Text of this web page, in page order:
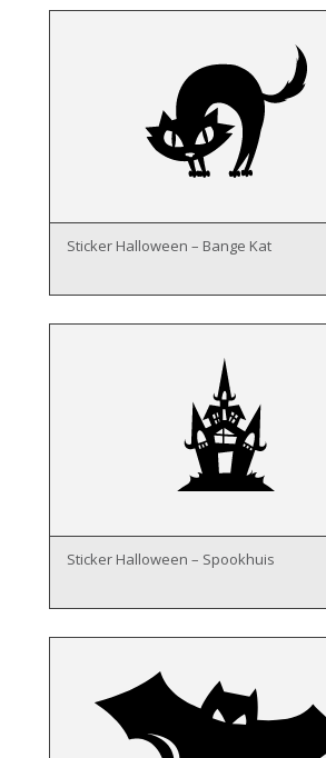
Sticker Halloween – Bange Kat
Sticker Halloween – Spookhuis